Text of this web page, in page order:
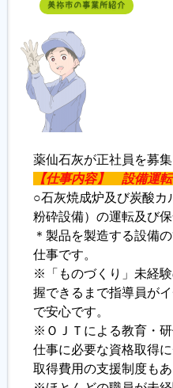
美祢市の事業所紹介
薬仙石灰が正社員を募
【仕事内容】
設備運
○石灰焼成炉及び炭酸カ
粉砕設備）の運転及び保
＊製品を製造する設備
仕事です。
※「ものづくり」未経
握できるまで指導員が
で安心です。
※ＯＪＴによる教育・研
仕事に必要な資格取得
取得費用の支援制度もあ